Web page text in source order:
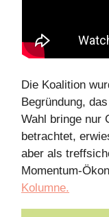
Die Koalition
Begründung,
Wahl bringe nur
betrachtet,
aber als
Momentum-
Kolumne.